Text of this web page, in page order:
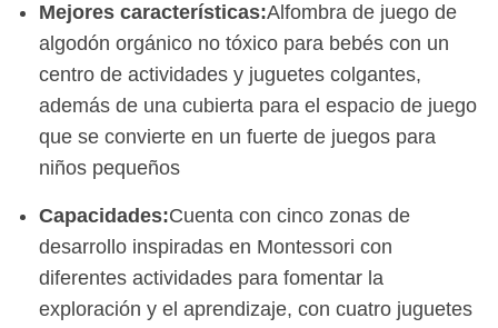
Mejores características:Alfombra de juego de
algodón orgánico no tóxico para bebés con un
centro de actividades y juguetes colgantes,
además de una cubierta para el espacio de juego
que se convierte en un fuerte de juegos para
niños pequeños
Capacidades:Cuenta con cinco zonas de
desarrollo inspiradas en Montessori con
diferentes actividades para fomentar la
exploración y el aprendizaje, con cuatro juguetes